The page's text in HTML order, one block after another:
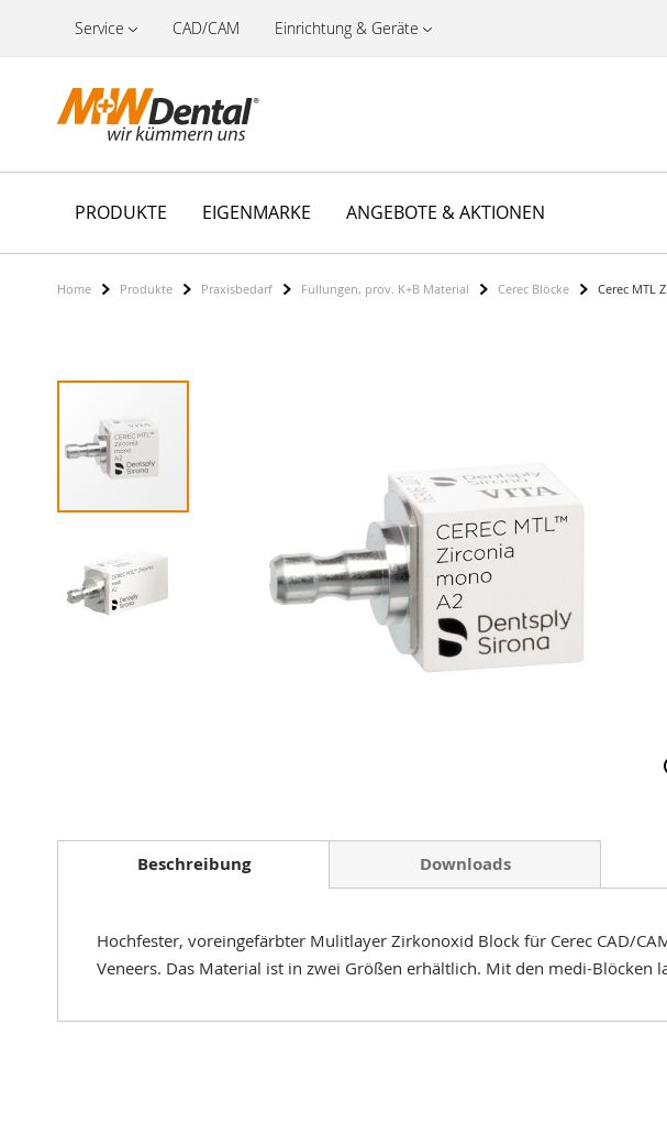
Service CAD/CAM Einrichtung & Geräte
PRODUKTE EIGENMARKE ANGEBOTE & AKTIONEN
Home Produkte Praxisbedarf Füllungen, prov. K+B Material Cerec Blöcke Cerec MTL
Ende
Bildergalerie
springen
der
BildergalerieBeschreibung
Hochfester, voreingefärbter Mulitlayer Zirkonoxid Block für Cerec CAD/
Veneers. Das Material ist in zwei Größen erhältlich. Mit den medi-
Downloads